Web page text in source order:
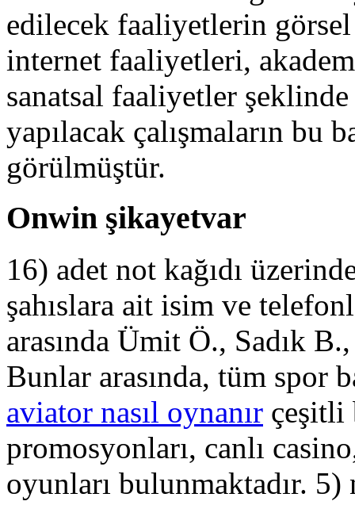
edilecek faaliyetlerin
internet faaliyetleri,
sanatsal faaliyetler
yapılacak çalışmaların bu
görülmüştür.
Onwin şikayetvar
16) adet not kağıdı
şahıslara ait isim ve
arasında Ümit Ö., Sadık
Bunlar arasında, tüm spor
aviator nasıl oynanır çeşitli
promosyonları, canlı
oyunları bulunmaktadır. 5)